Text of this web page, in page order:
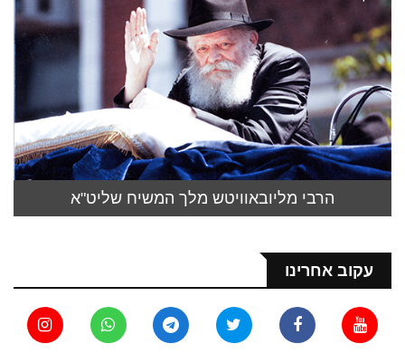
הרבי מליובאוויטש מלך המשיח שליט"א
עקוב אחרינו